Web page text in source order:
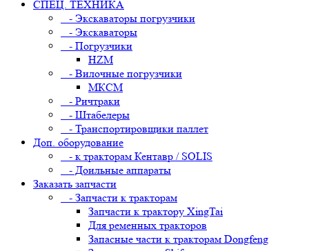
СПЕЦ. ТЕХНИКА
- Экскаваторы погрузчики
- Экскаваторы
- Погрузчики
HZM
- Вилочные погрузчики
МКСМ
- Ричтраки
- Штабелеры
- Транспортировщики паллет
Доп. оборудование
- к тракторам Кентавр / SOLIS
- Доильные аппараты
Заказать запчасти
- Запчасти к тракторам
Запчасти к трактору XingTai
Для ременных тракторов
Запасные части к тракторам Dongfeng